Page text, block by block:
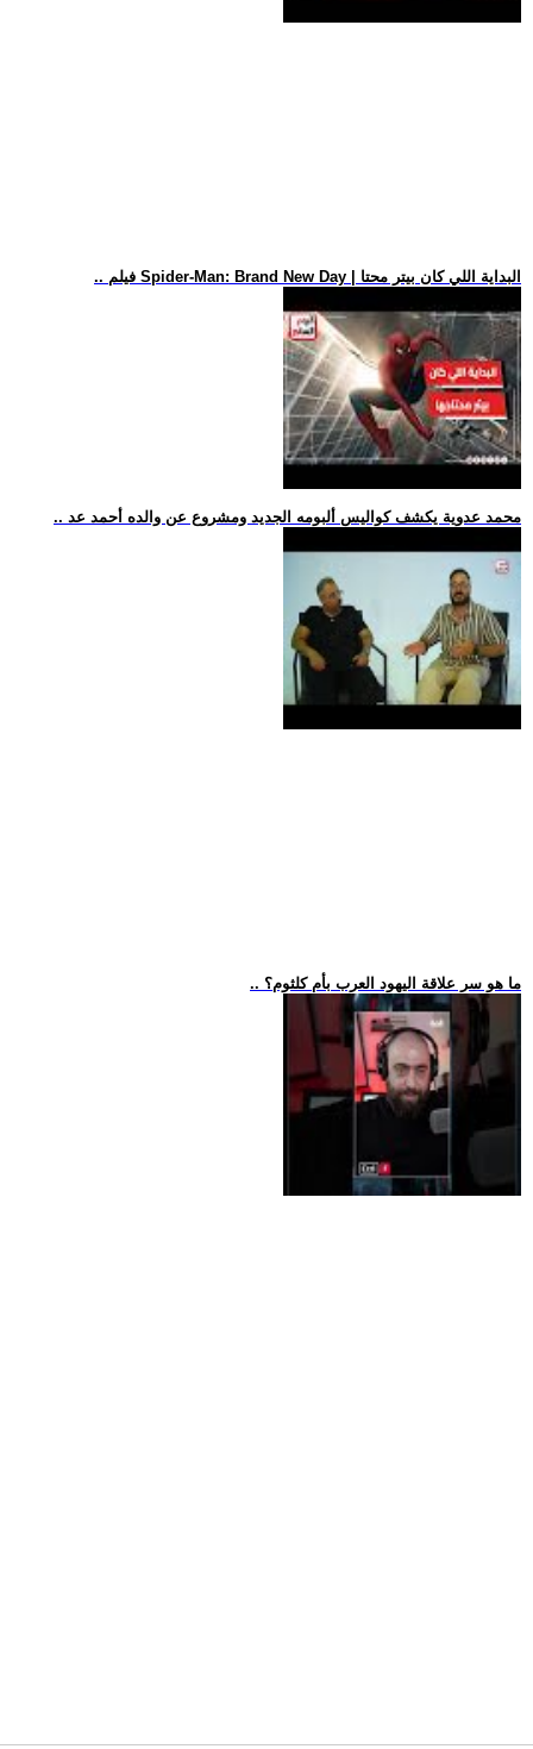
.. فيلم Spider-Man: Brand New Day | البداية اللي كان بيتر محتا
.. محمد عدوية يكشف كواليس ألبومه الجديد ومشروع عن والده أحمد عد
.. ما هو سر علاقة اليهود العرب بأم كلثوم؟